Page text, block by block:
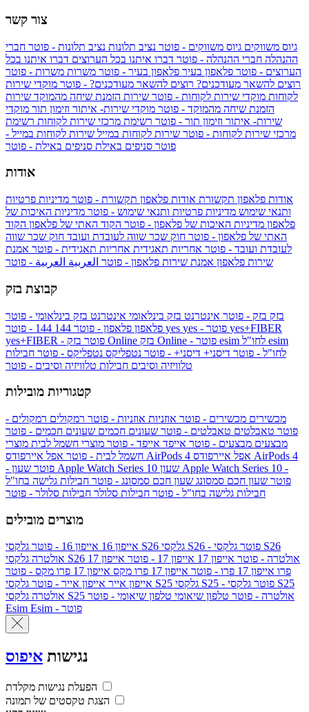
צור קשר
גיוס משווקים גיוס משווקים - פוטר נציב תלונות נציב תלונות - פוטר חברי
ההנהלה חברי ההנהלה - פוטר דברו איתנו בכל הערוצים דברו איתנו בכל
הערוצים - פוטר פלאפון בעיר פלאפון בעיר - פוטר משרות משרות - פוטר
רוצים להשאר מעודכנים? רוצים להשאר מעודכנים? - פוטר מוקדי שירות
לקוחות מוקדי שירות לקוחות - פוטר שירות הזמנת שיחה מהמוקד שירות
הזמנת שיחה מהמוקד - פוטר מוקדי שירות- איתור וזימון תור מוקדי
שירות- איתור וזימון תור - פוטר רשימת מרכזי שירות לקוחות רשימת
מרכזי שירות לקוחות - פוטר שירות לקוחות במייל שירות לקוחות במייל -
פוטר סניפים באילת סניפים באילת - פוטר
אודות
אודות פלאפון תקשורת אודות פלאפון תקשורת - פוטר מדיניות פרטיות
ותנאי שימוש מדיניות פרטיות ותנאי שימוש - פוטר מדיניות האיכות של
פלאפון מדיניות האיכות של פלאפון - פוטר הקוד האתי של פלאפון הקוד
האתי של פלאפון - פוטר חוק שכר שווה לעובדת ועובד חוק שכר שווה
לעובדת ועובד - פוטר אחריות תאגידית אחריות תאגידית - פוטר אמנת
שירות פלאפון אמנת שירות פלאפון - פוטר العربية العربية - פוטר
קבוצת בזק
בזק בזק - פוטר אינטרנט בזק בינלאומי אינטרנט בזק בינלאומי - פוטר
פלאפון פלאפון - פוטר 144 yes
yes+FIBER
yes+FIBER - פוטר בזק Online
esim
לחו"ל - פוטר דיסני+ דיסני+ - פוטר נטפליקס נטפליקס - פוטר חבילות
טלוויזיה וסיבים חבילות טלוויזיה וסיבים - פוטר
קטגוריות מובילות
מכשירים מכשירים - פוטר אוזניות אוזניות - פוטר רמקולים רמקולים -
פוטר טאבלטים טאבלטים - פוטר שעונים חכמים שעונים חכמים - פוטר
מבצעים מבצעים - פוטר אייפד אייפד - פוטר מוצרי חשמל לבית מוצרי
חשמל לבית - פוטר אפל איירפודס AirPods 4 אפל איירפודס AirPods 4
- פוטר שעון Apple Watch Series 10 שעון Apple Watch Series 10 -
פוטר שעון חכם סמסונג שעון חכם סמסונג - פוטר חבילות גלישה בחו"ל
חבילות גלישה בחו"ל - פוטר חבילות סלולר חבילות סלולר - פוטר
מוצרים מובילים
אייפון 16 אייפון 16 - פוטר גלקסי S26 גלקסי S26 - פוטר גלקסי S26
אולטרה
גלקסי S26 אולטרה - פוטר אייפון 17 אייפון 17 - פוטר
אייפון 17
פרו אייפון 17 פרו - פוטר אייפון 17 פרו מקס
אייפון 17 פרו מקס - פוטר
אייפון אייר אייפון אייר - פוטר גלקסי S25 גלקסי S25 - פוטר גלקסי S25
אולטרה
גלקסי S25 אולטרה - פוטר טלפון שיאומי טלפון שיאומי - פוטר
Esim
Esim - פוטר
נגישות איפוס
הפעלת נגישות מקלדת
הצגת טקסטים של תמונה